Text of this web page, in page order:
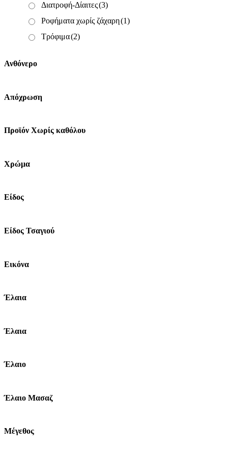
Διατροφή-Δίαιτες(3)
Ροφήματα χωρίς ζάχαρη(1)
Τρόφιμα(2)
Ανθόνερο
Απόχρωση
Προϊόν Χωρίς καθόλου
Χρώμα
Είδος
Είδος Τσαγιού
Εικόνα
Έλαια
Έλαια
Έλαιο
Έλαιο Μασαζ
Μέγεθος